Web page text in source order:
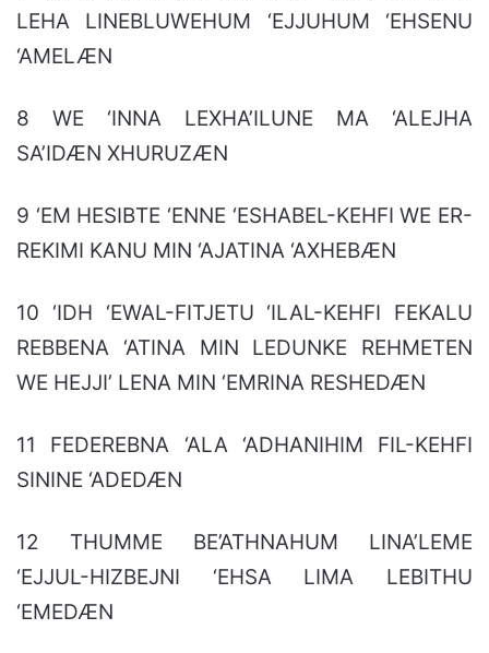
LEHA LINEBLUWEHUM ‘EJJUHUM ‘EHSENU
‘AMELÆN
8 WE ‘INNA LEXHA’ILUNE MA ‘ALEJHA
SA’IDÆN XHURUZÆN
9 ‘EM HESIBTE ‘ENNE ‘ESHABEL-KEHFI WE ER-
REKIMI KANU MIN ‘AJATINA ‘AXHEBÆN
10 ‘IDH ‘EWAL-FITJETU ‘ILAL-KEHFI FEKALU
REBBENA ‘ATINA MIN LEDUNKE REHMETEN
WE HEJJI’ LENA MIN ‘EMRINA RESHEDÆN
11 FEDEREBNA ‘ALA ‘ADHANIHIM FIL-KEHFI
SININE ‘ADEDÆN
12 THUMME BE’ATHNAHUM LINA’LEME
‘EJJUL-HIZBEJNI ‘EHSA LIMA LEBITHU
‘EMEDÆN